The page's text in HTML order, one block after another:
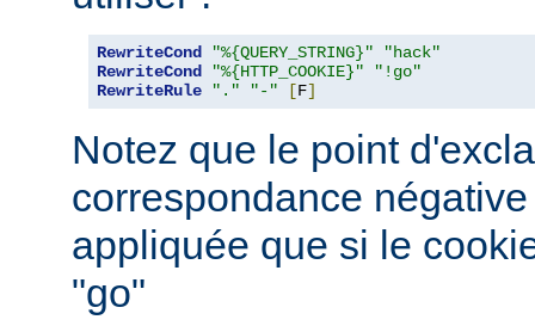
RewriteCond "%{QUERY_STRING}"
"hack"
RewriteCond
"%{HTTP_COOKIE}"
"!go"
RewriteRule
"." "-" [F]
Notez que le point
correspondance
appliquée que si le
"go"